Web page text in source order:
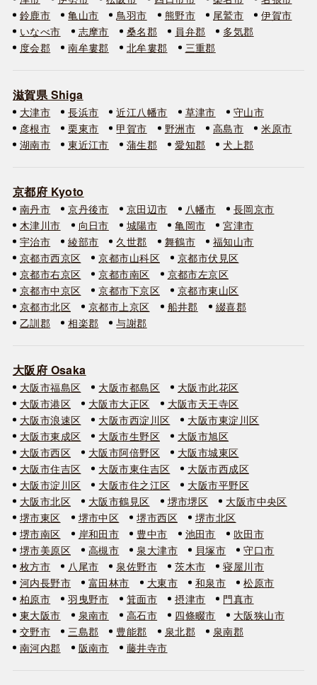
鈴鹿市
亀山市 鳥羽市 熊野市 尾鷲市
伊賀市
いなべ市
志摩市 桑名郡 員弁郡
多気郡
度会郡
南牟婁郡 北牟婁郡 三重郡
滋賀県 Shiga
大津市 長浜市 近江八幡市 草津市
守山市
彦根市
栗東市 甲賀市 野洲市 高島市
米原市
湖南市
東近江市 蒲生郡 愛知郡 犬上郡
京都府 Kyoto
南丹市 京丹後市 京田辺市 八幡市
長岡京市
木津川市
向日市 城陽市 亀岡市
宮津市
宇治市
綾部市 久世郡 舞鶴市
福知山市
京都市西京区
京都市山科区
京都市伏見区
京都市右京区
京都市南区
京都市左京区
京都市中京区
京都市下京区
京都市東山区
京都市北区
京都市上京区 船井郡
綴喜郡
乙訓郡
相楽郡 与謝郡
大阪府 Osaka
大阪市福島区 大阪市都島区
大阪市此花区
大阪市港区
大阪市大正区
大阪市天王寺区
大阪市浪速区
大阪市西淀川区
大阪市東淀川区
大阪市東成区
大阪市生野区
大阪市旭区
大阪市西区
大阪市阿倍野区
大阪市城東区
大阪市住吉区
大阪市東住吉区
大阪市西成区
大阪市淀川区
大阪市住之江区
大阪市平野区
大阪市北区
大阪市鶴見区 堺市堺区
大阪市中央区
堺市東区
堺市中区 堺市西区
堺市北区
堺市南区
岸和田市 豊中市 池田市
吹田市
堺市美原区
高槻市 泉大津市 貝塚市
守口市
枚方市
八尾市 泉佐野市 茨木市
寝屋川市
河内長野市
富田林市 大東市 和泉市
松原市
柏原市
羽曳野市 箕面市 摂津市
門真市
東大阪市
泉南市 高石市 四條畷市
大阪狭山市
交野市
三島郡 豊能郡 泉北郡
泉南郡
南河内郡
阪南市 藤井寺市